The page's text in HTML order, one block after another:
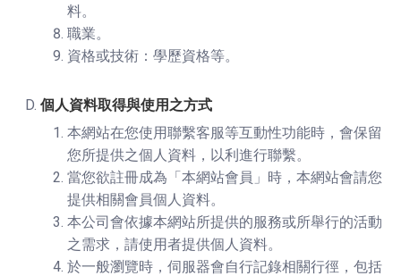
料。
職業。
資格或技術：學歷資格等。
個人資料取得與使用之方式
本網站在您使用聯繫客服等互動性功能時，會保留
您所提供之個人資料，以利進行聯繫。
當您欲註冊成為「本網站會員」時，本網站會請您
提供相關會員個人資料。
本公司會依據本網站所提供的服務或所舉行的活動
之需求，請使用者提供個人資料。
於一般瀏覽時，伺服器會自行記錄相關行徑，包括